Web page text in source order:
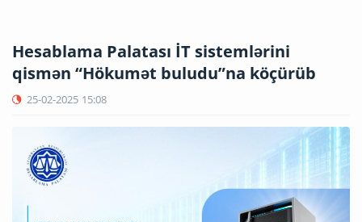
Hesablama Palatası İT sistemlərini
qismən “Hökumət buludu”na köçürüb
25-02-2025 15:08